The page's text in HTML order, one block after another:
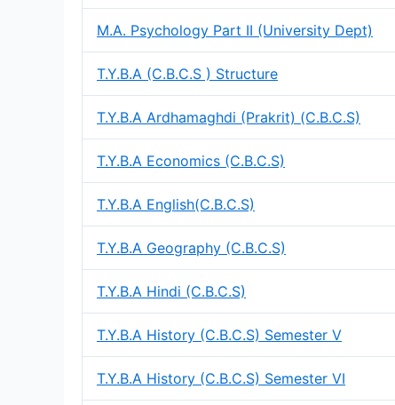
M.A. Psychology Part II (University Dept)
T.Y.B.A (C.B.C.S ) Structure
T.Y.B.A Ardhamaghdi (Prakrit) (C.B.C.S)
T.Y.B.A Economics (C.B.C.S)
T.Y.B.A English(C.B.C.S)
T.Y.B.A Geography (C.B.C.S)
T.Y.B.A Hindi (C.B.C.S)
T.Y.B.A History (C.B.C.S) Semester V
T.Y.B.A History (C.B.C.S) Semester VI